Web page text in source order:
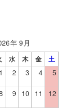
年 9月
水 木 金 土
1 2 3 4 5
9 10 11 12